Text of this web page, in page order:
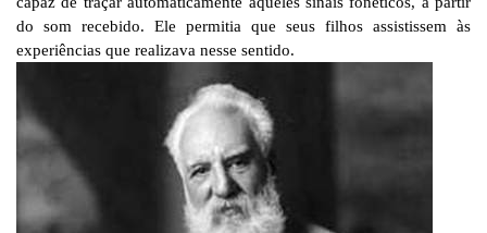
do som recebido. Ele permitia que seus filhos assistissem às
experiências que realizava nesse sentido.